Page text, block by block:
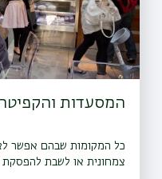
המסעדות
כל המקומות שבהם אפשר
צמחונית או לשבת